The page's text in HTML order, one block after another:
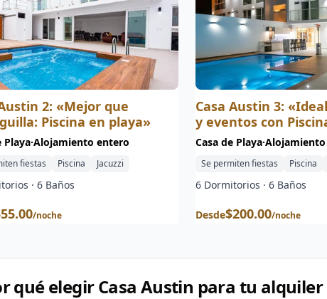
2: «Mejor que
Piscina en playa»
Playa·Alojamiento entero
fiestas Piscina Jacuzzi
· 6 Baños
55.00/noche
Casa Austin 3:
y eventos con
Casa de Playa·
Se permiten fiestas Piscina
6 Dormitorios · 6 Baños
Desde$200.00/noche
qué elegir Casa Austin para tu alquiler